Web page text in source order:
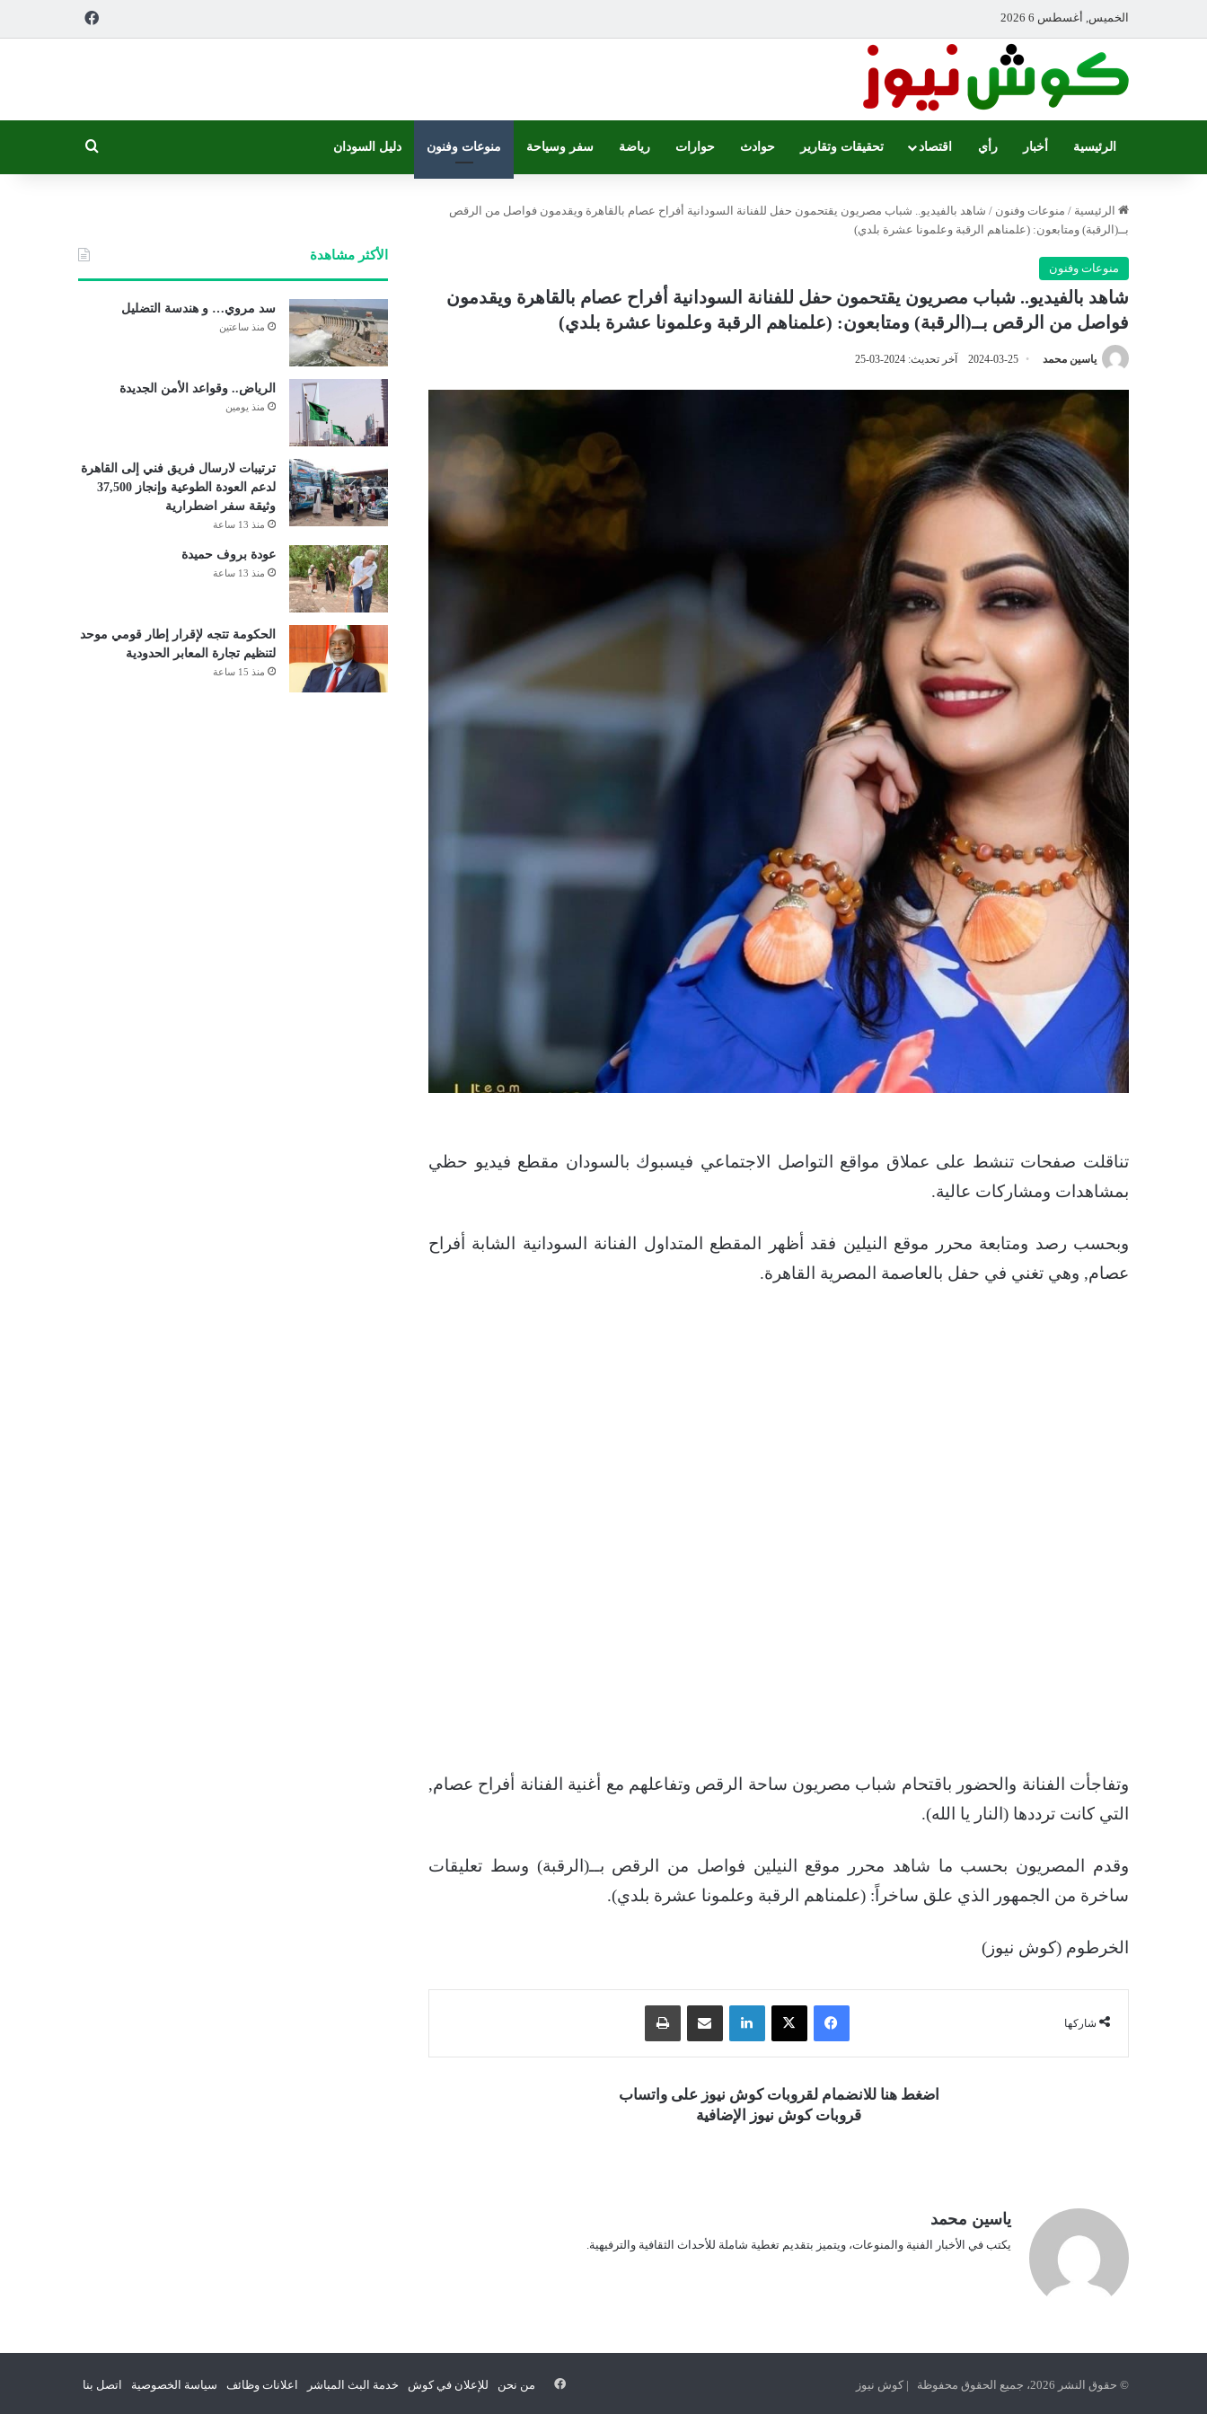
الخميس, أغسطس 6 2026
الرئيسية أخبار رأي اقتصاد تحقيقات وتقارير حوادث حوارات رياضة سفر وسياحة منوعات وفنون دليل السودان
الرئيسية / منوعات وفنون / شاهد بالفيديو.. شباب مصريون يقتحمون حفل للفنانة السودانية أفراح عصام بالقاهرة ويقدمون فواصل من الرقص
بــ(الرقبة) ومتابعون: (علمناهم الرقبة وعلمونا عشرة بلدي)
منوعات وفنون
شاهد بالفيديو.. شباب مصريون يقتحمون حفل للفنانة السودانية أفراح عصام بالقاهرة ويقدمون
فواصل من الرقص بــ(الرقبة) ومتابعون: (علمناهم الرقبة وعلمونا عشرة بلدي)
ياسين محمد 2024-03-25 آخر تحديث: 2024-03-25
تناقلت صفحات تنشط على عملاق مواقع التواصل الاجتماعي فيسبوك بالسودان مقطع فيديو حظي
بمشاهدات ومشاركات عالية.
وبحسب رصد ومتابعة محرر موقع النيلين فقد أظهر المقطع المتداول الفنانة السودانية الشابة أفراح
عصام, وهي تغني في حفل بالعاصمة المصرية القاهرة.
وتفاجأت الفنانة والحضور باقتحام شباب مصريون ساحة الرقص وتفاعلهم مع أغنية الفنانة أفراح عصام,
التي كانت ترددها (النار يا الله).
وقدم المصريون بحسب ما شاهد محرر موقع النيلين فواصل من الرقص بــ(الرقبة) وسط تعليقات
ساخرة من الجمهور الذي علق ساخراً: (علمناهم الرقبة وعلمونا عشرة بلدي).
الخرطوم (كوش نيوز)
شاركها
فيسبوك ‫X لينكدإن مشاركة عبر البريد
اضغط هنا للانضمام لقروبات كوش نيوز على واتساب
قروبات كوش نيوز الإضافية
ياسين محمد
يكتب في الأخبار الفنية والمنوعات، ويتميز بتقديم تغطية شاملة للأحداث الثقافية والترفيهية.
الأكثر مشاهدة
سد مروي… و هندسة التضليل
منذ ساعتين
الرياض.. وقواعد الأمن الجديدة
منذ يومين
ترتيبات لارسال فريق فني إلى القاهرة
لدعم العودة الطوعية وإنجاز 37,500
وثيقة سفر اضطرارية
منذ 13 ساعة
عودة بروف حميدة
منذ 13 ساعة
الحكومة تتجه لإقرار إطار قومي موحد
لتنظيم تجارة المعابر الحدودية
منذ 15 ساعة
© حقوق النشر 2026، جميع الحقوق محفوظة | كوش نيوز من نحن للإعلان في كوش خدمة البث المباشر اعلانات وظائف سياسة الخصوصية اتصل بنا فيسبوك